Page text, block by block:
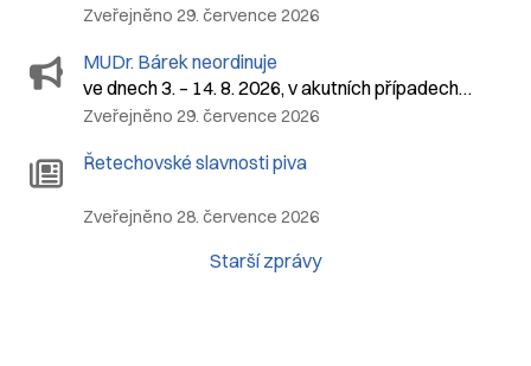
Zveřejněno 29. července 2026
MUDr. Bárek neordinuje
ve dnech 3. – 14. 8. 2026, v akutních případech…
Zveřejněno 29. července 2026
Řetechovské slavnosti piva
Zveřejněno 28. července 2026
Starší zprávy